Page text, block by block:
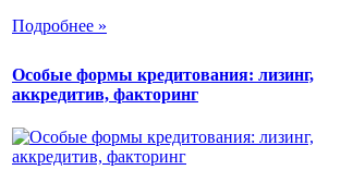
Подробнее »
Особые формы кредитования: лизинг,
аккредитив, факторинг